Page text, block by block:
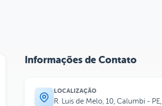
Informações de Contato
LOCALIZAÇÃO
R. Luis de Melo, 10, Calumbi - PE,